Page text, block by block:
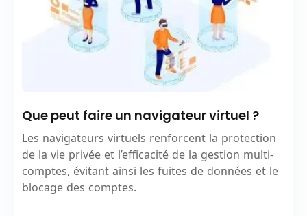
Que peut faire un navigateur virtuel ?
Les navigateurs virtuels renforcent la protection
de la vie privée et l’efficacité de la gestion multi-
comptes, évitant ainsi les fuites de données et le
blocage des comptes.